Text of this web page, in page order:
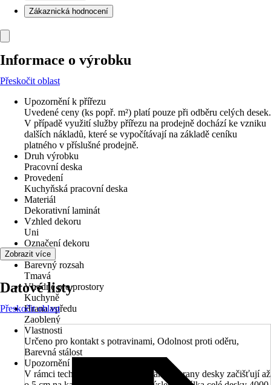
Zákaznická hodnocení
Informace o výrobku
Přeskočit oblast
Upozornění k přířezu
Uvedené ceny (ks popř. m²) platí pouze při odběru celých desek.
V případě využití služby přířezu na prodejně dochází ke vzniku
dalších nákladů, které se vypočítávají na základě ceníku
platného v příslušné prodejně.
Druh výrobku
Pracovní deska
Provedení
Kuchyňská pracovní deska
Materiál
Dekorativní laminát
Vzhled dekoru
Uni
Označení dekoru
L5029
Barevný rozsah
Tmavá
Vhodné pro prostory
Kuchyně
Hrana vpředu
Zaoblený
Vlastnosti
Určeno pro kontakt s potravinami, Odolnost proti oděru,
Barevná stálost
Upozornění
V rámci technologického opracování se hrany desky začišťují až
Zobrazit více
Datové listy
Přeskočit oblast